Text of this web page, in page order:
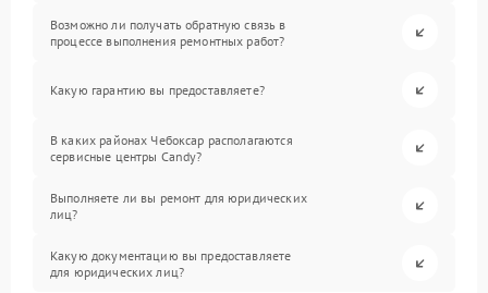
Возможно ли получать обратную связь в
процессе выполнения ремонтных работ?
Какую гарантию вы предоставляете?
В каких районах Чебоксар располагаются
сервисные центры Candy?
Выполняете ли вы ремонт для юридических
лиц?
Какую документацию вы предоставляете
для юридических лиц?